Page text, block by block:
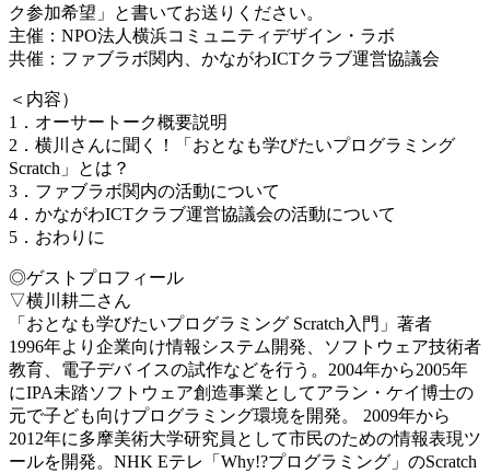
ク参加希望」と書いてお送りください。
主催：NPO法人横浜コミュニティデザイン・ラボ
共催：ファブラボ関内、かながわICTクラブ運営協議会
＜内容）
1．オーサートーク概要説明
2．横川さんに聞く！「おとなも学びたいプログラミング
Scratch」とは？
3．ファブラボ関内の活動について
4．かながわICTクラブ運営協議会の活動について
5．おわりに
◎ゲストプロフィール
▽横川耕二さん
「おとなも学びたいプログラミング Scratch入門」著者
1996年より企業向け情報システム開発、ソフトウェア技術者
教育、電子デバ イスの試作などを行う。2004年から2005年
にIPA未踏ソフトウェア創造事業としてアラン・ケイ博士の
元で子ども向けプログラミング環境を開発。 2009年から
2012年に多摩美術大学研究員として市民のための情報表現ツ
ールを開発。NHK Eテレ「Why!?プログラミング」のScratch